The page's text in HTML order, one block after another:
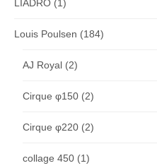
LIADRO (1)
Louis Poulsen (184)
AJ Royal (2)
Cirque φ150 (2)
Cirque φ220 (2)
collage 450 (1)